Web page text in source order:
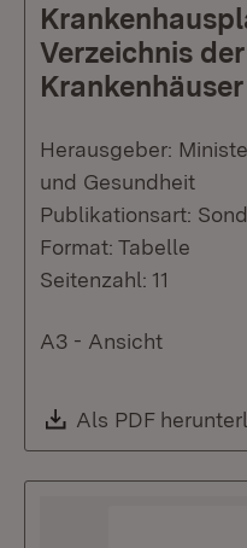
Verzeichnis
Herausgeber:
und Gesundheit
Publikationsart:
Format: Tabelle
Seitenzahl: 11
A3 - Ansicht
Download:
Als PDF